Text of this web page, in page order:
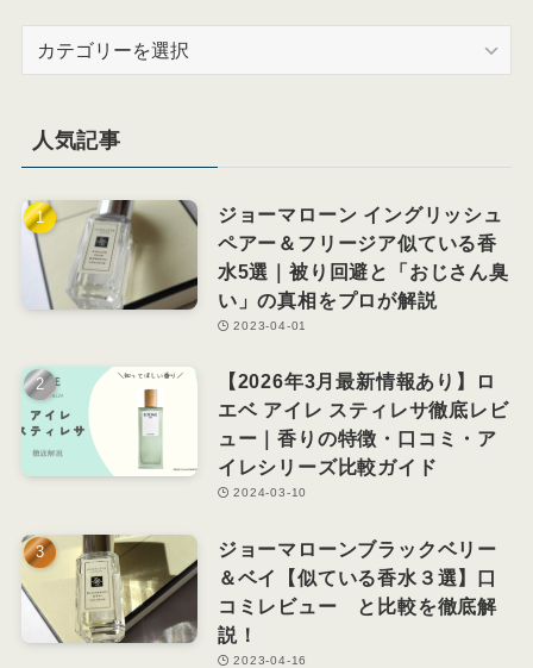
ー
人気記事
ジョーマローン イングリッシュ
ペアー＆フリージア似ている香
水5選｜被り回避と「おじさん臭
い」の真相をプロが解説
2023-04-01
【2026年3月最新情報あり】ロ
エベ アイレ スティレサ徹底レビ
ュー｜香りの特徴・口コミ・ア
イレシリーズ比較ガイド
2024-03-10
ジョーマローンブラックベリー
＆ベイ【似ている香水３選】口
コミレビュー と比較を徹底解
説！
2023-04-16